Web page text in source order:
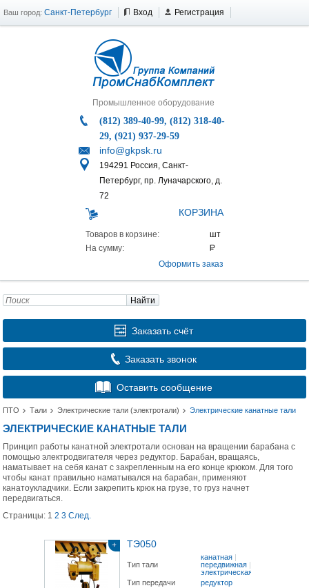
Ваш город: Санкт-Петербург Вход Регистрация
Промышленное оборудование
(812) 389-40-99, (812) 318-40-
29, (921) 937-29-59
info@gkpsk.ru
194291 Россия, Санкт-
Петербург, пр. Луначарского, д.
72
КОРЗИНА
Товаров в корзине:
На сумму:
Оформить заказ
Найти
Заказать счёт
Заказать звонок
Оставить сообщение
ПТО Тали Электрические тали (электротали) Электрические канатные тали
ЭЛЕКТРИЧЕСКИЕ КАНАТНЫЕ ТАЛИ
Принцип работы канатной электротали основан на вращении барабана с
помощью электродвигателя через редуктор. Барабан, вращаясь,
наматывает на себя канат с закрепленным на его конце крюком. Для того
чтобы канат правильно наматывался на барабан, применяют
канатоукладчики. Если закрепить крюк на грузе, то груз начнет
передвигаться.
Страницы: 1 2 3 След.
+ ТЭ050
Тип тали
канатная |
передвижная |
электрическая
Тип передачи
редуктор